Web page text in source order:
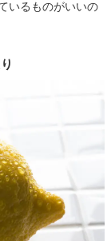
いるものがいいの